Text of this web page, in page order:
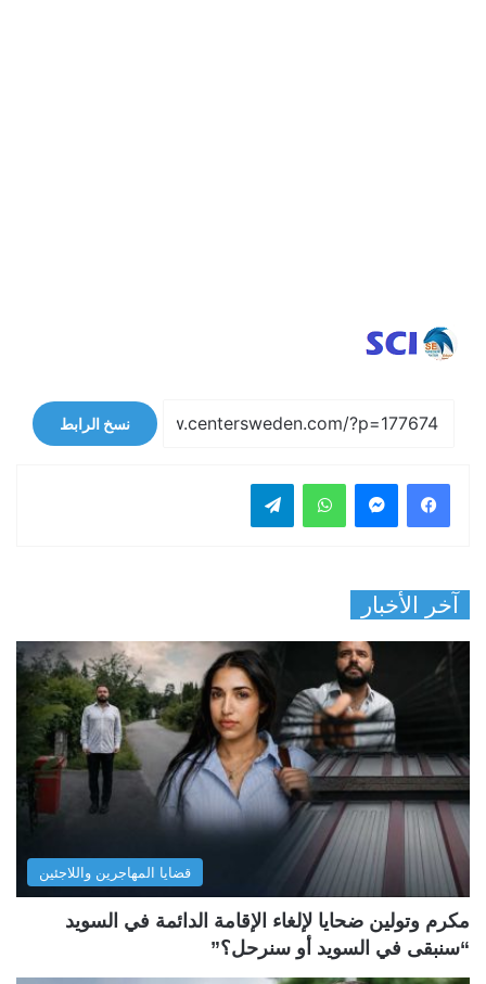
نسخ الرابط
فيسبوك واتساب
آخر الأخبار
قضايا المهاجرين واللاجئين
مكرم وتولين ضحايا لإلغاء الإقامة الدائمة في السويد
“سنبقى في السويد أو سنرحل؟”